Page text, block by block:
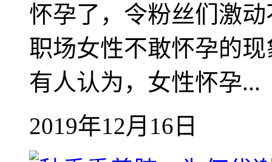
怀孕了，令粉丝们激
职场女性不敢怀孕的
有人认为，女性怀孕...
2019年12月16日